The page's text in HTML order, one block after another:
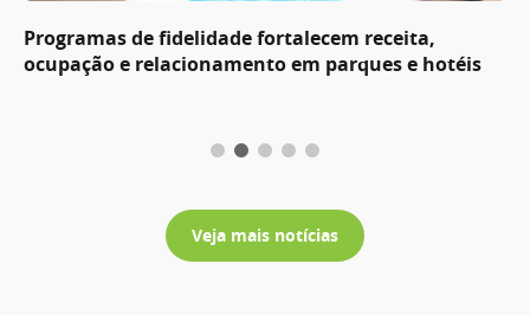
Programas de fidelidade fortalecem receita,
ocupação e relacionamento em parques e hotéis
Veja mais notícias